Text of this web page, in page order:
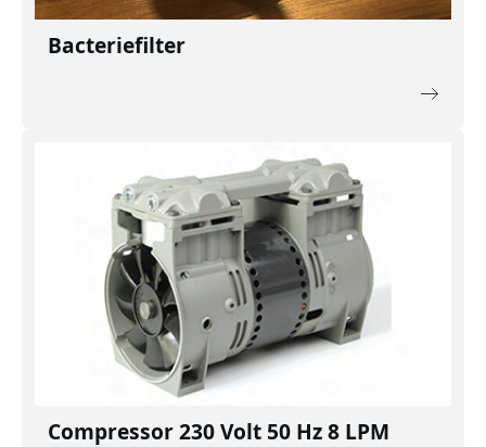
Bacteriefilter
Compressor 230 Volt 50 Hz 8 LPM